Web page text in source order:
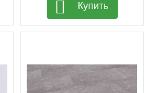
Купить